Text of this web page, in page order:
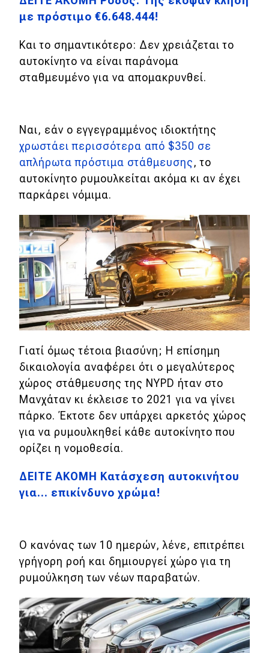
με πρόστιμο €6.648.444!
Και το σημαντικότερο: Δεν χρειάζεται το
αυτοκίνητο να είναι παράνομα
σταθμευμένο για να απομακρυνθεί.
Ναι, εάν ο εγγεγραμμένος ιδιοκτήτης
χρωστάει περισσότερα από $350 σε
απλήρωτα πρόστιμα στάθμευσης, το
αυτοκίνητο ρυμουλκείται ακόμα κι αν έχει
παρκάρει νόμιμα.
Γιατί όμως τέτοια βιασύνη; Η επίσημη
δικαιολογία αναφέρει ότι ο μεγαλύτερος
χώρος στάθμευσης της NYPD ήταν στο
Μανχάταν κι έκλεισε το 2021 για να γίνει
πάρκο. Έκτοτε δεν υπάρχει αρκετός χώρος
για να ρυμουλκηθεί κάθε αυτοκίνητο που
ορίζει η νομοθεσία.
ΔΕΙΤΕ ΑΚΟΜΗ Κατάσχεση αυτοκινήτου
για… επικίνδυνο χρώμα!
Ο κανόνας των 10 ημερών, λένε, επιτρέπει
γρήγορη ροή και δημιουργεί χώρο για τη
ρυμούλκηση των νέων παραβατών.